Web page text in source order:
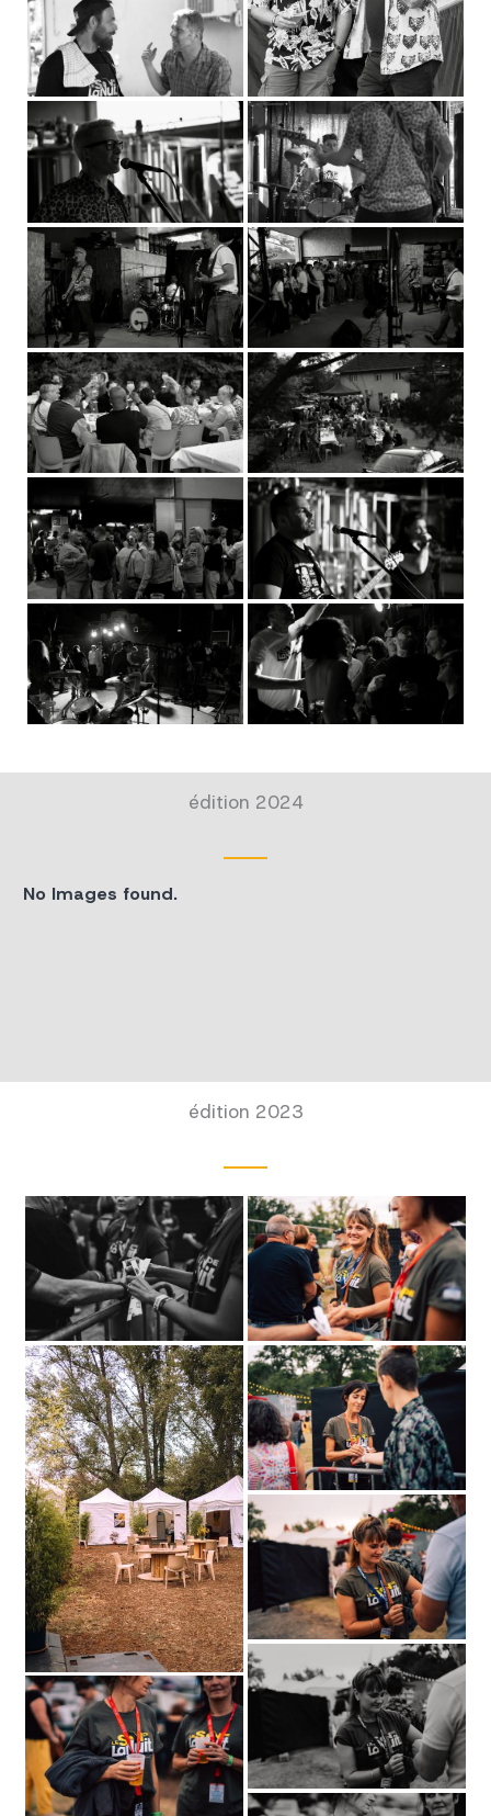
édition 2024
No Images found.
édition 2023